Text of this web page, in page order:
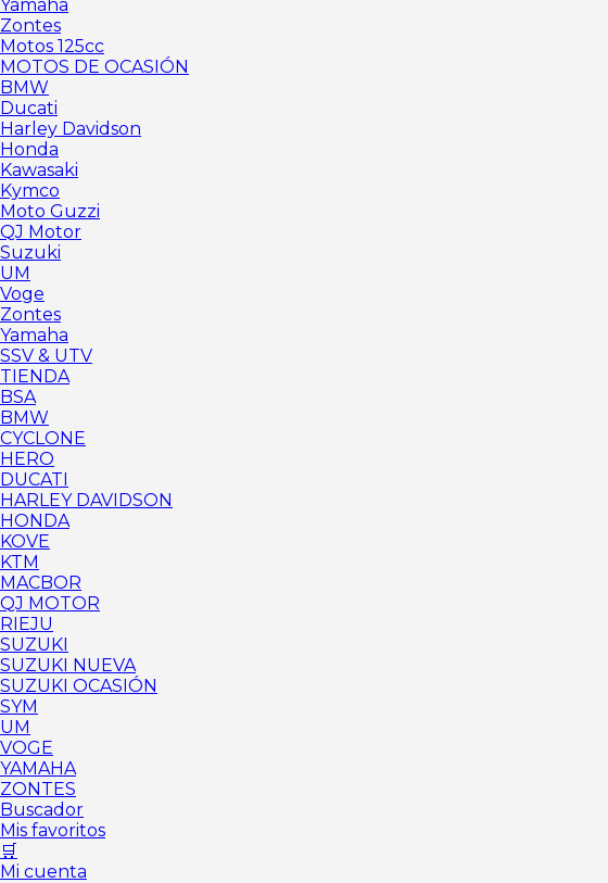
Yamaha
Zontes
Motos 125cc
MOTOS DE OCASIÓN
BMW
Ducati
Harley Davidson
Honda
Kawasaki
Kymco
Moto Guzzi
QJ Motor
Suzuki
UM
Voge
Zontes
Yamaha
SSV & UTV
TIENDA
BSA
BMW
CYCLONE
HERO
DUCATI
HARLEY DAVIDSON
HONDA
KOVE
KTM
MACBOR
QJ MOTOR
RIEJU
SUZUKI
SUZUKI NUEVA
SUZUKI OCASIÓN
SYM
UM
VOGE
YAMAHA
ZONTES
Buscador
Mis favoritos
🛒
Mi cuenta